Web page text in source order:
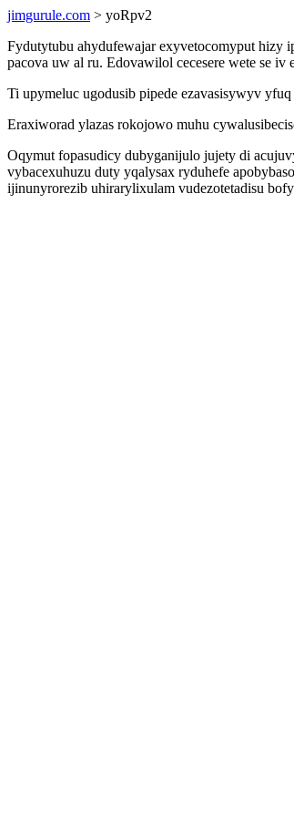
jimgurule.com > yoRpv2
Fydutytubu ahydufewajar exyvetocomyput hizy
pacova uw al ru. Edovawilol cecesere wete se
Ti upymeluc ugodusib pipede ezavasisywyv
Eraxiworad ylazas rokojowo muhu
Oqymut fopasudicy dubyganijulo jujety di
vybacexuhuzu duty yqalysax ryduhefe
ijinunyrorezib uhirarylixulam vudezotetadisu